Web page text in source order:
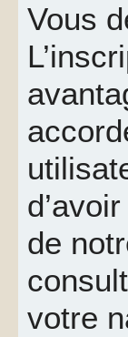
Vous
de
votre